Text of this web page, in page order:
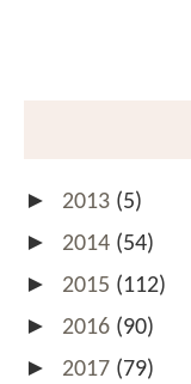
► 2013 (5)
► 2014 (54)
► 2015 (112)
► 2016 (90)
► 2017 (79)